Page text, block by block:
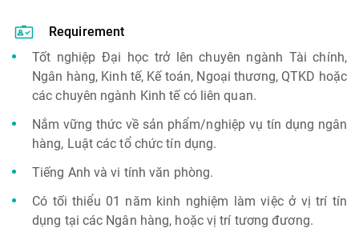
Requirement
Tốt nghiệp Đại học trở lên chuyên ngành Tài chính,
Ngân hàng, Kinh tế, Kế toán, Ngoại thương, QTKD hoặc
các chuyên ngành Kinh tế có liên quan.
Nắm vững thức về sản phẩm/nghiệp vụ tín dụng ngân
hàng, Luật các tổ chức tín dụng.
Tiếng Anh và vi tính văn phòng.
Có tối thiểu 01 năm kinh nghiệm làm việc ở vị trí tín
dụng tại các Ngân hàng, hoặc vị trí tương đương.